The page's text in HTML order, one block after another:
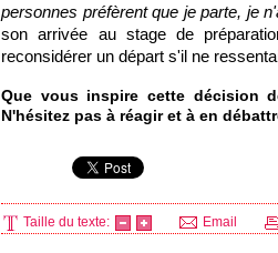
personnes préfèrent que je parte, je
son arrivée au stage de
reconsidérer un départ s'il ne
Que vous inspire cette décision
N'hésitez pas à réagir et à en
Taille du texte: Email